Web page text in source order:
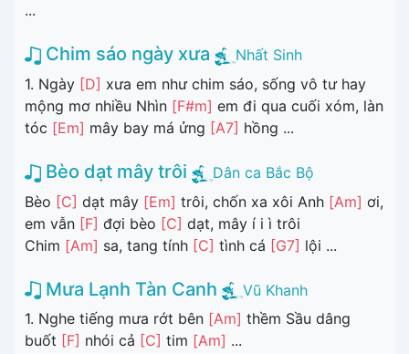
...
Chim sáo ngày xưa
Nhất Sinh
1. Ngày [D] xưa em như chim sáo, sống vô tư hay
mộng mơ nhiều Nhìn [F#m] em đi qua cuối xóm, làn
tóc [Em] mây bay má ửng [A7] hồng ...
Bèo dạt mây trôi
Dân ca Bắc Bộ
Bèo [C] dạt mây [Em] trôi, chốn xa xôi Anh [Am] ơi,
em vẫn [F] đợi bèo [C] dạt, mây í i ì trôi
Chim [Am] sa, tang tính [C] tình cá [G7] lội ...
Mưa Lạnh Tàn Canh
Vũ Khanh
1. Nghe tiếng mưa rớt bên [Am] thềm Sầu dâng
buốt [F] nhói cả [C] tim [Am] ...